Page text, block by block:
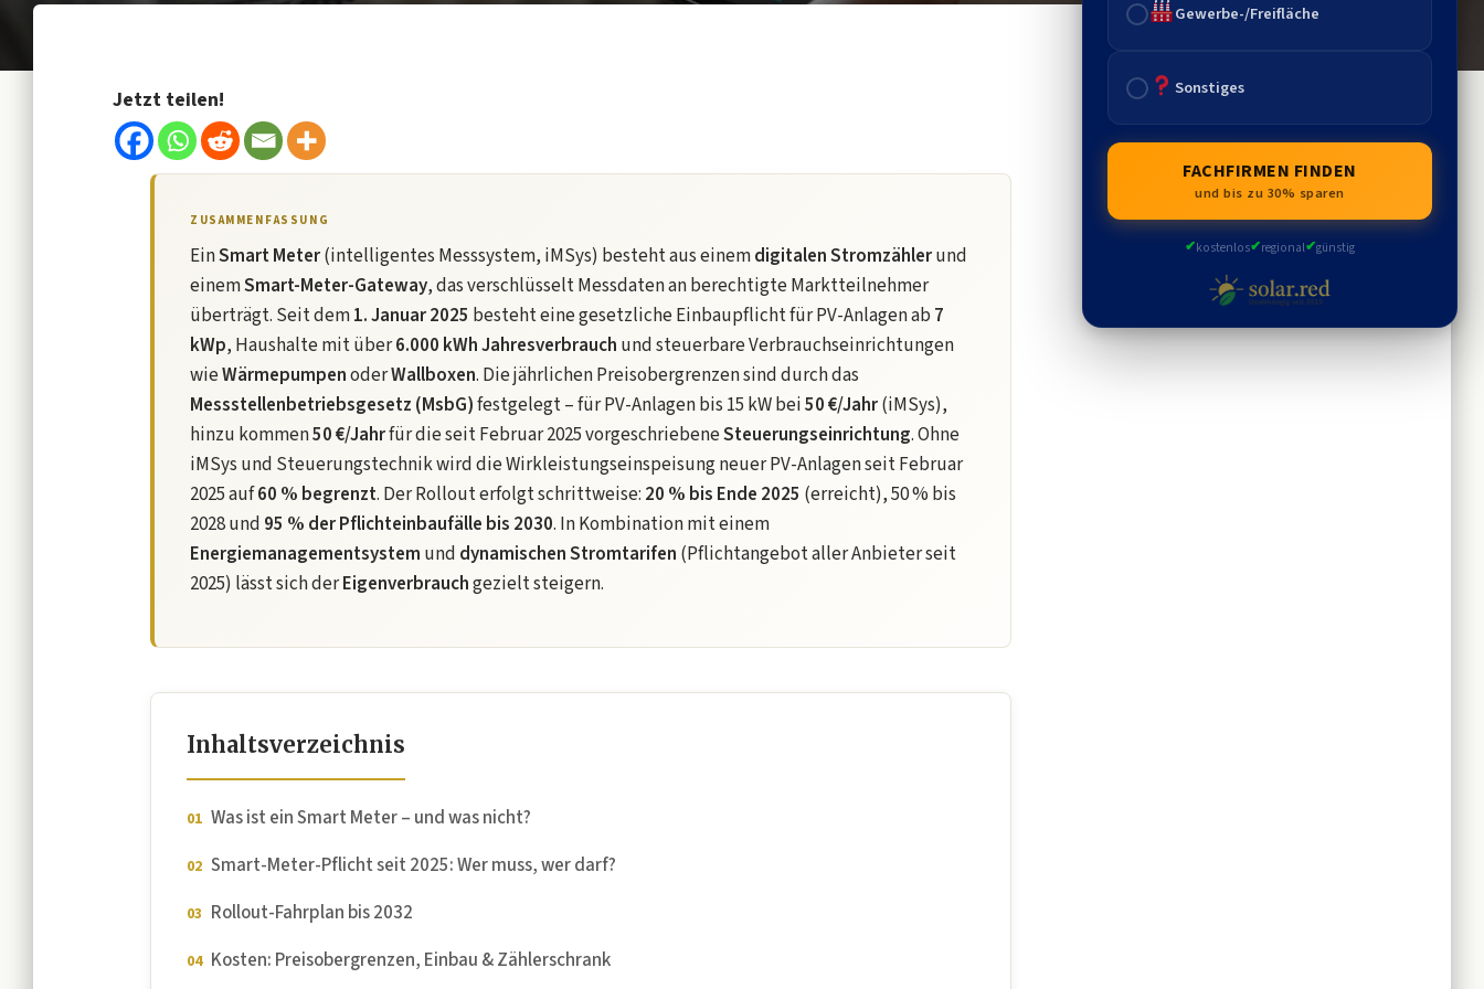
Jetzt teilen!
ZUSAMMENFASSUNG
EinSmart Meter(intelligentes Messsystem, iMSys) besteht aus einemdigitalen Stromzählerund
einemSmart-Meter-Gateway, das verschlüsselt Messdaten an berechtigte Marktteilnehmer
überträgt. Seit dem1. Januar 2025 besteht eine gesetzliche Einbaupflicht für PV-Anlagen ab 7
kWp, Haushalte mit über6.000 kWh Jahresverbrauch und steuerbare Verbrauchseinrichtungen
wieWärmepumpenoderWallboxen. Die jährlichen Preisobergrenzen sind durch das
Messstellenbetriebsgesetz (MsbG)festgelegt – für PV-Anlagen bis 15 kW bei50 €/Jahr(iMSys),
hinzu kommen50 €/Jahrfür die seit Februar 2025 vorgeschriebeneSteuerungseinrichtung. Ohne
iMSys und Steuerungstechnik wird die Wirkleistungseinspeisung neuer PV-Anlagen seit Februar
2025 auf60 % begrenzt. Der Rollout erfolgt schrittweise: 20 % bis Ende 2025 (erreicht), 50 % bis
2028 und 95 % der Pflichteinbaufälle bis 2030. In Kombination mit einem
Energiemanagementsystem und dynamischen Stromtarifen (Pflichtangebot aller Anbieter seit
2025) lässt sich derEigenverbrauchgezielt steigern.
Inhaltsverzeichnis
Was ist ein Smart Meter – und was nicht?
Smart-Meter-Pflicht seit 2025: Wer muss, wer darf?
Rollout-Fahrplan bis 2032
Kosten: Preisobergrenzen, Einbau & Zählerschrank
Gewerbe-/Freifläche
Sonstiges
FACHFIRMEN FINDEN
und bis zu 30% sparen
✔kostenlos✔regional✔günstig